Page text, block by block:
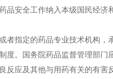
全工作纳入本级国民经济
定的药品专业技术机构，承
国务院药品监督管理部门应
应及其他与用药有关的有害